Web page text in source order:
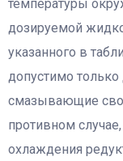
температуры
дозируемой
указанного в
допустимо
смазывающие
противном
охлаждения